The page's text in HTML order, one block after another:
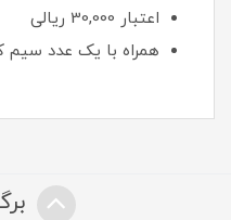
اعتبار 30,000 ريالی
همراه با یک عدد سیم